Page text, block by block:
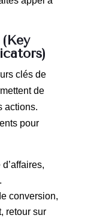
clés de
de
actions.
pour
conversion,
retour sur